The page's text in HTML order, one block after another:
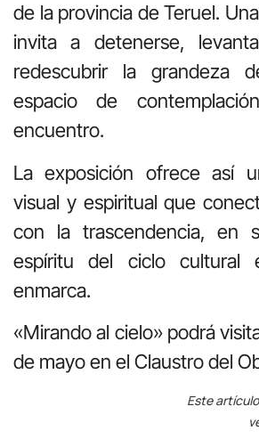
de la provincia de Teruel.
invita a detenerse,
redescubrir la grandeza
espacio de
encuentro.
La exposición ofrece así
visual y espiritual que
con la trascendencia, en
espíritu del ciclo
enmarca.
«Mirando al cielo» podrá
de mayo en el Claustro del
Este